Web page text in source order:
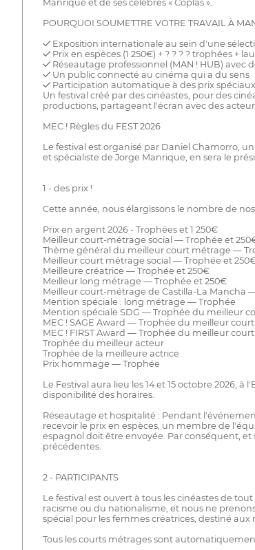
Manrique et de ses célèbres « Coplas ».
POURQUOI SOUMETTRE VOTRE TRAVAIL À
✔ Exposition internationale au sein d'une
✔ Prix en espèces (1 250€) + ? ? ? ? trophées +
✔ Réseautage professionnel (MAN ! HUB) avec
✔ Un public connecté au cinéma qui a du sens
✔ Participation automatique à des prix spéciaux
Un festival créé par des cinéastes, pour des
productions, partageant l'écran avec des
MEC ! Règles du FEST 2026
Le festival est organisé par Daniel Chamorro,
et spécialiste de Jorge Manrique, en sera le
1 - des prix !
Cette année, nous élargissons le nombre de
Prix en argent 2026 - Trophées et 1 250€
Meilleur court-métrage social — Trophée et
Thème général du meilleur court métrage —
Meilleur court métrage social — Trophée et
Meilleure créatrice — Trophée et 250€
Meilleur long métrage — Trophée et 250€
Meilleur court-métrage de Castilla-La Mancha
Mention spéciale : long métrage — Trophée
Mention spéciale SDG — Trophée du meilleur
MEC ! SAGE Award — Trophée du meilleur
MEC ! FIRST Award — Trophée du meilleur
Trophée du meilleur acteur
Trophée de la meilleure actrice
Prix hommage — Trophée
Le Festival aura lieu les 14 et 15 octobre 2026,
disponibilité des horaires.
Réseautage et hospitalité : Pendant
recevoir le prix en espèces, un membre de
espagnol doit être envoyée. Par conséquent,
précédentes.
2 - PARTICIPANTS
Le festival est ouvert à tous les cinéastes de
racisme ou du nationalisme, et nous ne
spécial pour les femmes créatrices, destiné
Tous les courts métrages sont